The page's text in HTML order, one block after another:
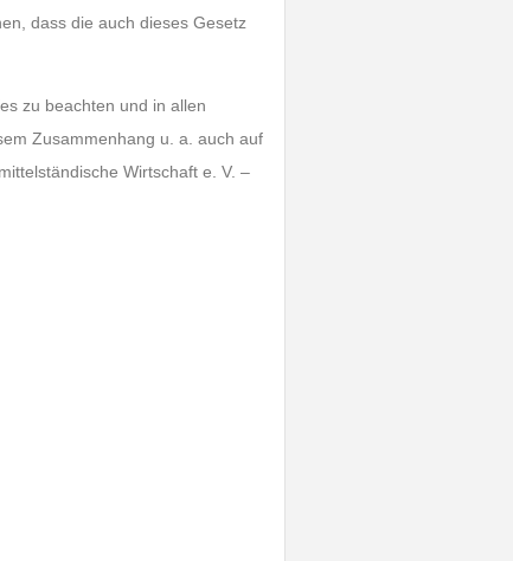
dass die auch dieses Gesetz
zu beachten und in allen
Zusammenhang u. a. auch auf
Wirtschaft e. V. –